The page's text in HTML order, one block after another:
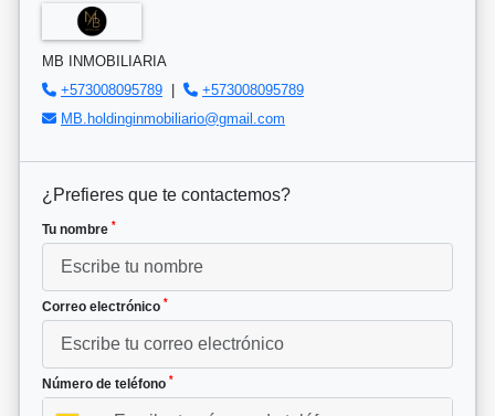
MB INMOBILIARIA
+573008095789 |
+573008095789
MB.holdinginmobiliario@gmail.com
¿Prefieres que te contactemos?
Tu nombre *
Correo electrónico *
Número de teléfono *